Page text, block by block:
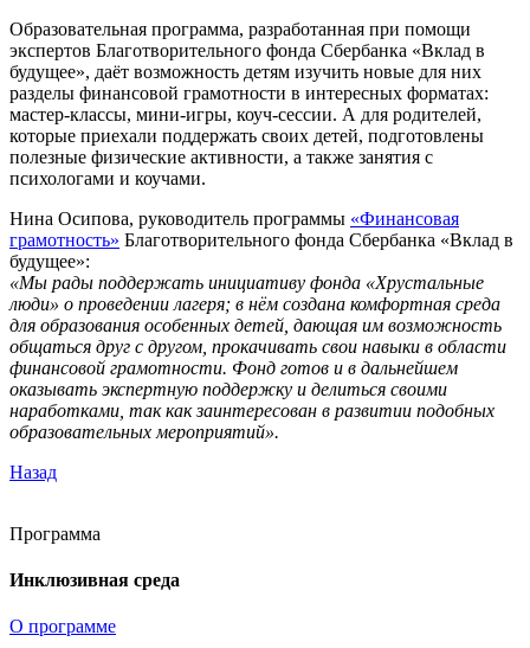
Образовательная программа, разработанная при помощи
экспертов Благотворительного фонда Сбербанка «Вклад в
будущее», даёт возможность детям изучить новые для них
разделы финансовой грамотности в интересных форматах:
мастер-классы, мини-игры, коуч-сессии. А для родителей,
которые приехали поддержать своих детей, подготовлены
полезные физические активности, а также занятия с
психологами и коучами.
Нина Осипова, руководитель программы «Финансовая
грамотность» Благотворительного фонда Сбербанка «Вклад в
будущее»:
«Мы рады поддержать инициативу фонда «Хрустальные
люди» о проведении лагеря; в нём создана комфортная среда
для образования особенных детей, дающая им возможность
общаться друг с другом, прокачивать свои навыки в области
финансовой грамотности. Фонд готов и в дальнейшем
оказывать экспертную поддержку и делиться своими
наработками, так как заинтересован в развитии подобных
образовательных мероприятий».
Назад
Программа
Инклюзивная среда
О программе